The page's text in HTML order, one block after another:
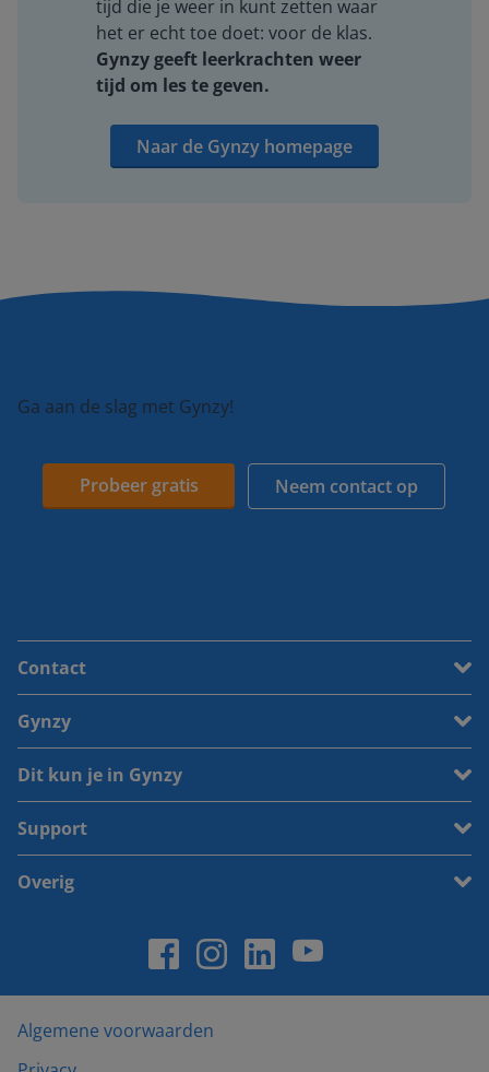
tijd die je weer in kunt zetten waar
het er echt toe doet: voor de klas.
Gynzy geeft leerkrachten weer
tijd om les te geven.
Naar de Gynzy homepage
Ga aan de slag met Gynzy!
Probeer gratis Neem contact op
Contact
Gynzy
Dit kun je in Gynzy
Support
Overig
Algemene voorwaarden